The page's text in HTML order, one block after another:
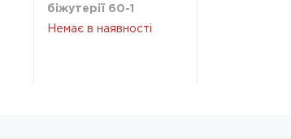
біжутерії 60-1
Немає в наявності